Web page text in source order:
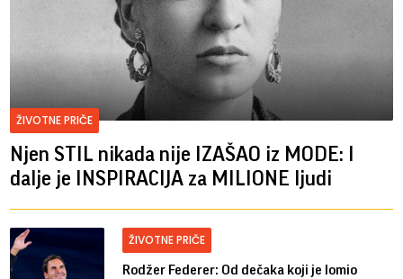
ŽIVOTNE PRIČE
Njen STIL nikada nije IZAŠAO iz MODE: I
dalje je INSPIRACIJA za MILIONE ljudi
ŽIVOTNE PRIČE
Rodžer Federer: Od dečaka koji je lomio